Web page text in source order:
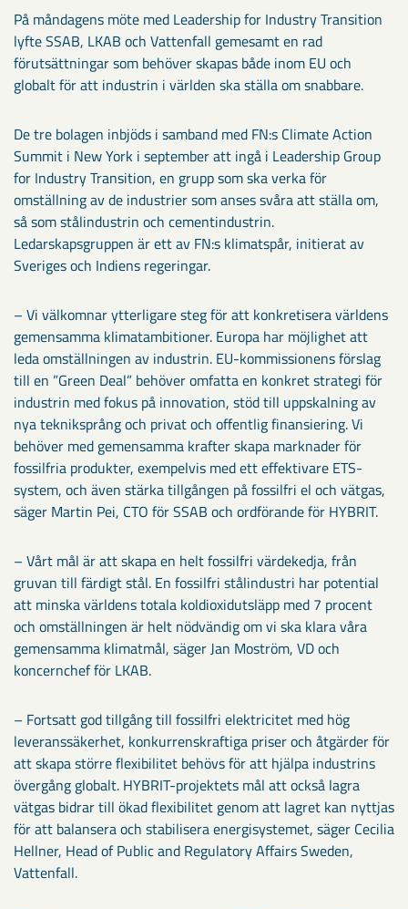
På måndagens möte med Leadership for Industry Transition
lyfte SSAB, LKAB och Vattenfall gemesamt en rad
förutsättningar som behöver skapas både inom EU och
globalt för att industrin i världen ska ställa om snabbare.
De tre bolagen inbjöds i samband med FN:s Climate Action
Summit i New York i september att ingå i Leadership Group
for Industry Transition, en grupp som ska verka för
omställning av de industrier som anses svåra att ställa om,
så som stålindustrin och cementindustrin.
Ledarskapsgruppen är ett av FN:s klimatspår, initierat av
Sveriges och Indiens regeringar.
– Vi välkomnar ytterligare steg för att konkretisera världens
gemensamma klimatambitioner. Europa har möjlighet att
leda omställningen av industrin. EU-kommissionens förslag
till en ”Green Deal” behöver omfatta en konkret strategi för
industrin med fokus på innovation, stöd till uppskalning av
nya tekniksprång och privat och offentlig finansiering. Vi
behöver med gemensamma krafter skapa marknader för
fossilfria produkter, exempelvis med ett effektivare ETS-
system, och även stärka tillgången på fossilfri el och vätgas,
säger Martin Pei, CTO för SSAB och ordförande för HYBRIT.
– Vårt mål är att skapa en helt fossilfri värdekedja, från
gruvan till färdigt stål. En fossilfri stålindustri har potential
att minska världens totala koldioxidutsläpp med 7 procent
och omställningen är helt nödvändig om vi ska klara våra
gemensamma klimatmål, säger Jan Moström, VD och
koncernchef för LKAB.
– Fortsatt god tillgång till fossilfri elektricitet med hög
leveranssäkerhet, konkurrenskraftiga priser och åtgärder för
att skapa större flexibilitet behövs för att hjälpa industrins
övergång globalt. HYBRIT-projektets mål att också lagra
vätgas bidrar till ökad flexibilitet genom att lagret kan nyttjas
för att balansera och stabilisera energisystemet, säger Cecilia
Hellner, Head of Public and Regulatory Affairs Sweden,
Vattenfall.